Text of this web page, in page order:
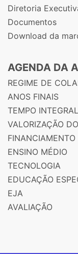
Diretoria
Documentos
Download da
AGENDA DA
REGIME DE
ANOS FINAIS
TEMPO INTEGRAL
VALORIZAÇÃO
FINANCIAMENTO
ENSINO MÉDIO
TECNOLOGIA
EDUCAÇÃO
EJA
AVALIAÇÃO